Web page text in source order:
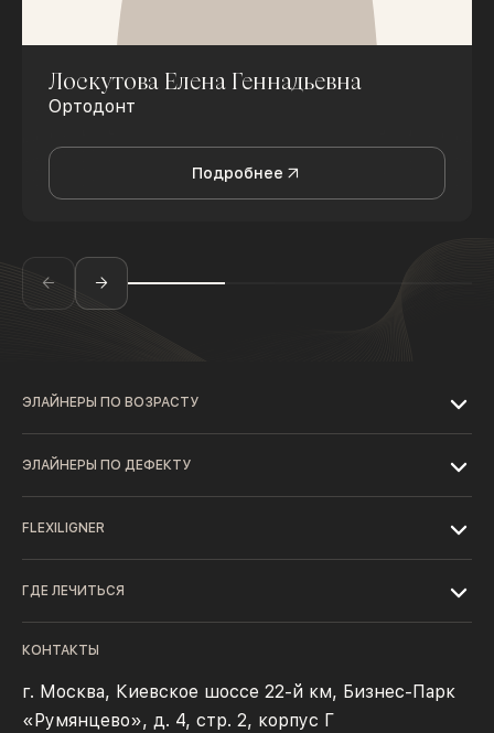
Лоскутова Елена Геннадьевна
Ортодонт
Подробнее
ЭЛАЙНЕРЫ ПО ВОЗРАСТУ
ЭЛАЙНЕРЫ ПО ДЕФЕКТУ
FLEXILIGNER
ГДЕ ЛЕЧИТЬСЯ
КОНТАКТЫ
г. Москва, Киевское шоссе 22-й км, Бизнес-Парк
«Румянцево», д. 4, стр. 2, корпус Г